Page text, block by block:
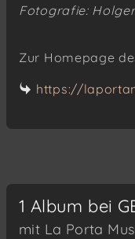
Fotografie:
Zur Homepage
https://
1 Album bei
mit La Porta